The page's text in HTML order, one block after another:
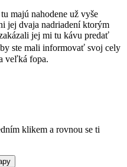
majú nahodene už vyše
jej dvaja nadriadení ktorým
jej mi tu kávu predať
by ste mali informovať svoj cely
veľká fopa.
klikem a rovnou se ti